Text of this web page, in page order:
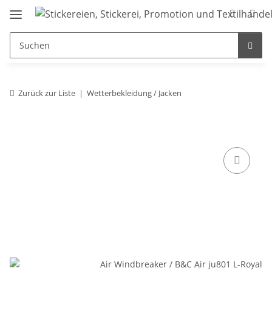
Zurück zur Liste Wetterbekleidung / Jacken